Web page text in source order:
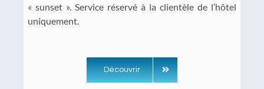
« sunset ». Service réservé à la clientèle de l’hôtel
uniquement.
Découvrir